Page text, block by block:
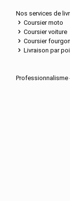
Nos services de
Coursier moto
Coursier voiture
Coursier fourgon
Livraison par
Professionnalisme